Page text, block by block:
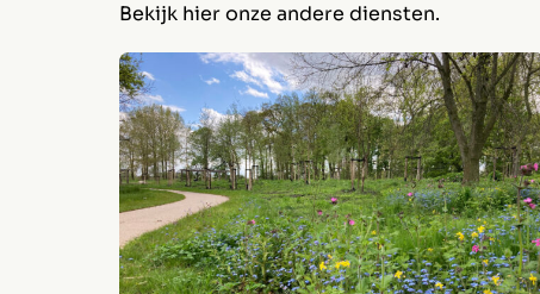
Bekijk hier onze andere diensten.